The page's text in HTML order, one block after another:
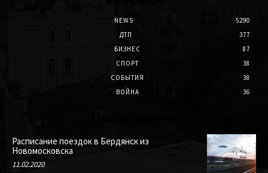
NEWS
5290
ДТП
377
БИЗНЕС
87
СПОРТ
38
СОБЫТИЯ
38
ВОЙНА
36
Расписание поездок в Бердянск из
Новомосковска
11.02.2020